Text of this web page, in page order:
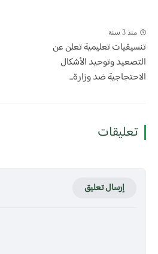
منذ 3 سنة
تنسيقيات تعليمية تعلن عن
التصعيد وتوحيد الأشكال
الاحتجاجية ضد وزارة...
تعليقات
إرسال تعليق